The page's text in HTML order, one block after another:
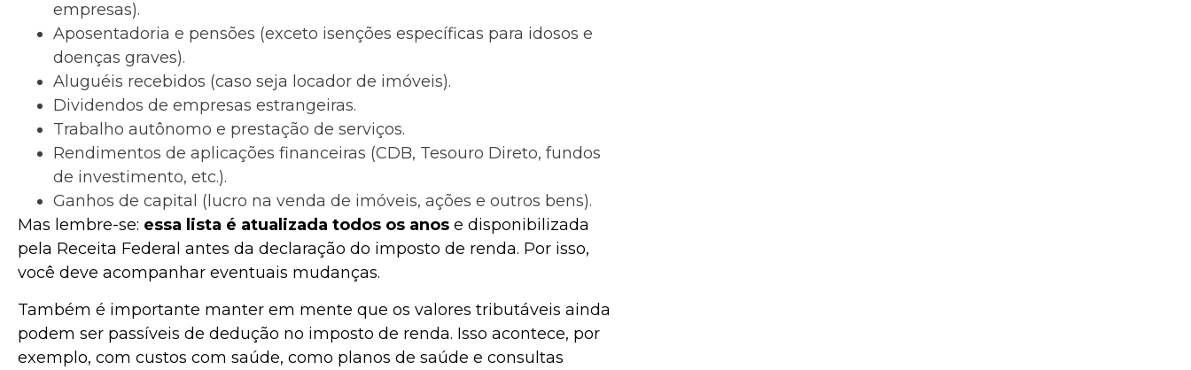
empresas).
Aposentadoria e pensões (exceto isenções específicas para idosos e
doenças graves).
Aluguéis recebidos (caso seja locador de imóveis).
Dividendos de empresas estrangeiras.
Trabalho autônomo e prestação de serviços.
Rendimentos de aplicações financeiras (CDB, Tesouro Direto, fundos
de investimento, etc.).
Ganhos de capital (lucro na venda de imóveis, ações e outros bens).
Mas lembre-se: essa lista é atualizada todos os anos e disponibilizada
pela Receita Federal antes da declaração do imposto de renda. Por isso,
você deve acompanhar eventuais mudanças.
Também é importante manter em mente que os valores tributáveis ainda
podem ser passíveis de dedução no imposto de renda. Isso acontece, por
exemplo, com custos com saúde, como planos de saúde e consultas